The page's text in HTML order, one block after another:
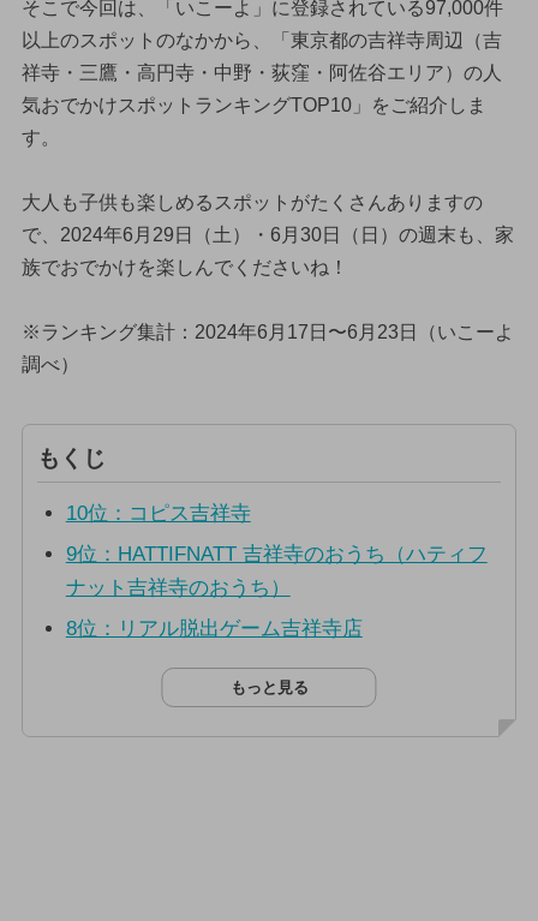
そこで今回は、「いこーよ」に登録されている97,000件
以上のスポットのなかから、「東京都の吉祥寺周辺（吉
祥寺・三鷹・高円寺・中野・荻窪・阿佐谷エリア）の人
気おでかけスポットランキングTOP10」をご紹介しま
す。
大人も子供も楽しめるスポットがたくさんありますの
で、2024年6月29日（土）・6月30日（日）の週末も、家
族でおでかけを楽しんでくださいね！
※ランキング集計：2024年6月17日〜6月23日（いこーよ
調べ）
もくじ
10位：コピス吉祥寺
9位：HATTIFNATT 吉祥寺のおうち（ハティフ
ナット吉祥寺のおうち）
8位：リアル脱出ゲーム吉祥寺店
もっと見る